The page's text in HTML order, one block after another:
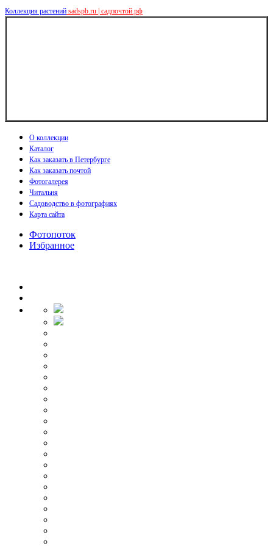
Коллекция растений sadspb.ru | садпочтой.рф
О коллекции
Каталог
Как заказать в Петербурге
Как заказать почтой
Фотогалерея
Читальня
Садоводство в фотографиях
Карта сайта
Фотопоток
Избранное